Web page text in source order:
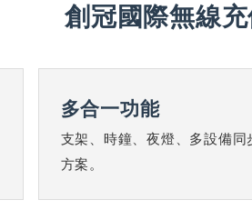
創冠國際無線
多合一功能
支架、時鐘、夜燈、多設備同
方案。